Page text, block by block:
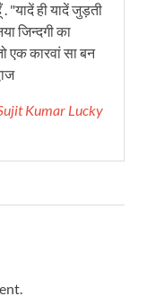
"यादें ही यादें जुड़ती
जिन्दगी का
एक कारवां सा बन
Kumar Lucky